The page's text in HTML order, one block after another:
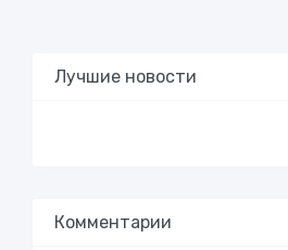
Лучшие новости
Комментарии